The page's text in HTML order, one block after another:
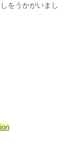
をうかがいまし